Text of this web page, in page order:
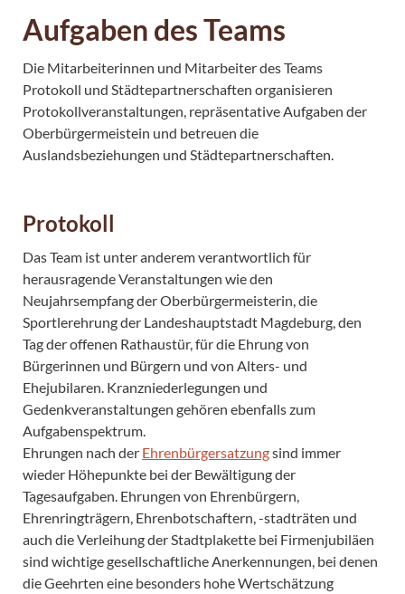
Aufgaben des Teams
Die Mitarbeiterinnen und Mitarbeiter des Teams
Protokoll und Städtepartnerschaften organisieren
Protokollveranstaltungen, repräsentative Aufgaben der
Oberbürgermeistein und betreuen die
Auslandsbeziehungen und Städtepartnerschaften.
Protokoll
Das Team ist unter anderem verantwortlich für
herausragende Veranstaltungen wie den
Neujahrsempfang der Oberbürgermeisterin, die
Sportlerehrung der Landeshauptstadt Magdeburg, den
Tag der offenen Rathaustür, für die Ehrung von
Bürgerinnen und Bürgern und von Alters- und
Ehejubilaren. Kranzniederlegungen und
Gedenkveranstaltungen gehören ebenfalls zum
Aufgabenspektrum.
Ehrungen nach der Ehrenbürgersatzungsind immer
wieder Höhepunkte bei der Bewältigung der
Tagesaufgaben. Ehrungen von Ehrenbürgern,
Ehrenringträgern, Ehrenbotschaftern, -stadträten und
auch die Verleihung der Stadtplakette bei Firmenjubiläen
sind wichtige gesellschaftliche Anerkennungen, bei denen
die Geehrten eine besonders hohe Wertschätzung